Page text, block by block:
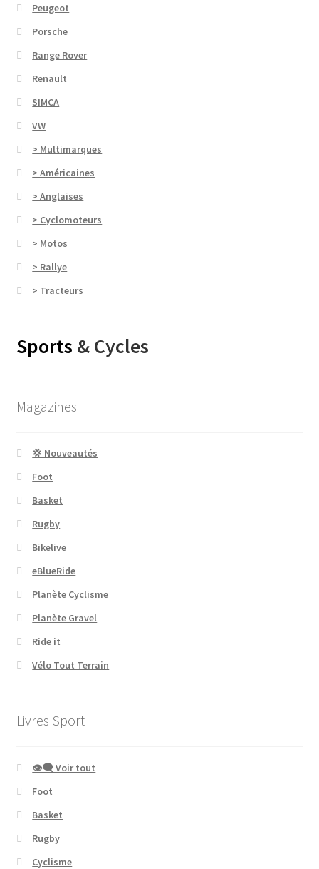
Peugeot
Porsche
Range Rover
Renault
SIMCA
VW
> Multimarques
> Américaines
> Anglaises
> Cyclomoteurs
> Motos
> Rallye
> Tracteurs
Sports & Cycles
Magazines
💢 Nouveautés
Foot
Basket
Rugby
Bikelive
eBlueRide
Planète Cyclisme
Planète Gravel
Ride it
Vélo Tout Terrain
Livres Sport
👁‍🗨 Voir tout
Foot
Basket
Rugby
Cyclisme